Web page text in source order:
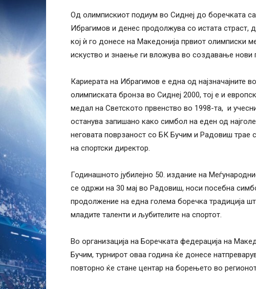
Од олимпискиот подиум во Сиднеј до боречката
Ибрагимов и денес продолжува со истата страст,
кој ѝ го донесе на Македонија првиот олимписки
искуство и знаење ги вложува во создавање нови
Кариерата на Ибрагимов е една од најзначајните
олимписката бронза во Сиднеј 2000, тој е и
медал на Светското првенство во 1998-та, и
останува запишано како симбол на еден од
неговата поврзаност со БК Бучим и Радовиш трае
на спортски директор.
Годинашното јубилејно 50. издание на
се одржи на 30 мај во Радовиш, носи посебна
продолжение на една голема боречка традиција
младите таленти и љубителите на спортот.
Во организација на Боречката федерација на
Бучим, турнирот оваа година ќе донесе
повторно ќе стане центар на борењето во